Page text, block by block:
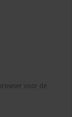
voor de